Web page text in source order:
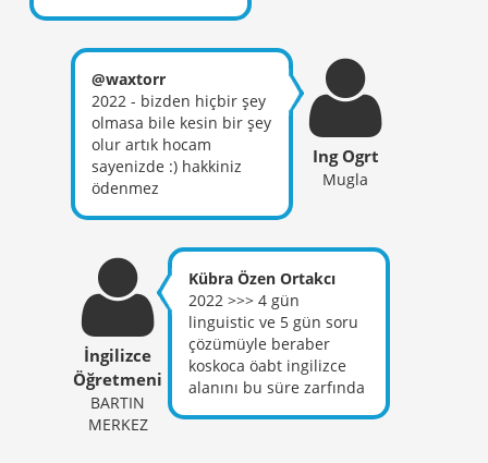
@waxtorr
2022 - bizden hiçbir şey
olmasa bile kesin bir şey
olur artık hocam
sayenizde :) hakkiniz
ödenmez
Ing Ogrt
Mugla
İngilizce
Öğretmeni
BARTIN
MERKEZ
Kübra Özen Ortakcı
2022 >>> 4 gün
linguistic ve 5 gün soru
çözümüyle beraber
koskoca öabt ingilizce
alanını bu süre zarfında